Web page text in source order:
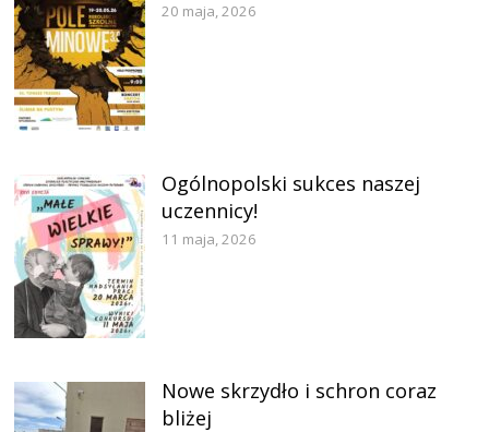
20 maja, 2026
Ogólnopolski sukces naszej
uczennicy!
11 maja, 2026
Nowe skrzydło i schron coraz
bliżej